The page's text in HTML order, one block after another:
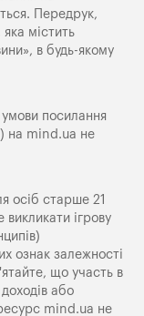
Передрук,
містить
в будь-якому
посилання
на mind.ua не
осіб старше 21
ігрову
ознак залежності
що участь в
або
mind.ua не